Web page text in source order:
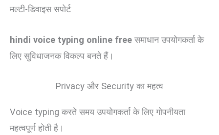
मल्टी-डिवाइस सपोर्ट
hindi voice typing online freeसमाधान उपयोगकर्ता के
लिए सुविधाजनक विकल्प बनते हैं।
Privacy और Security का महत्व
Voice typing करते समय उपयोगकर्ता के लिए गोपनीयता
महत्वपूर्ण होती है।